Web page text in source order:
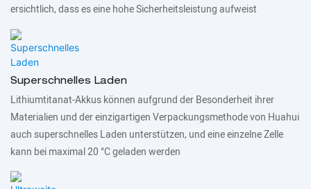
ersichtlich, dass es eine hohe Sicherheitsleistung aufweist
Superschnelles Laden
Lithiumtitanat-Akkus können aufgrund der Besonderheit ihrer
Materialien und der einzigartigen Verpackungsmethode von Huahui
auch superschnelles Laden unterstützen, und eine einzelne Zelle
kann bei maximal 20 °C geladen werden